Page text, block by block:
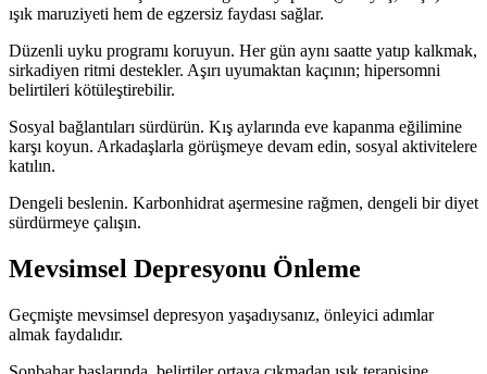
ışık maruziyeti hem de egzersiz faydası sağlar.
Düzenli uyku programı koruyun. Her gün aynı saatte yatıp kalkmak,
sirkadiyen ritmi destekler. Aşırı uyumaktan kaçının; hipersomni
belirtileri kötüleştirebilir.
Sosyal bağlantıları sürdürün. Kış aylarında eve kapanma eğilimine
karşı koyun. Arkadaşlarla görüşmeye devam edin, sosyal aktivitelere
katılın.
Dengeli beslenin. Karbonhidrat aşermesine rağmen, dengeli bir diyet
sürdürmeye çalışın.
Mevsimsel Depresyonu Önleme
Geçmişte mevsimsel depresyon yaşadıysanız, önleyici adımlar
almak faydalıdır.